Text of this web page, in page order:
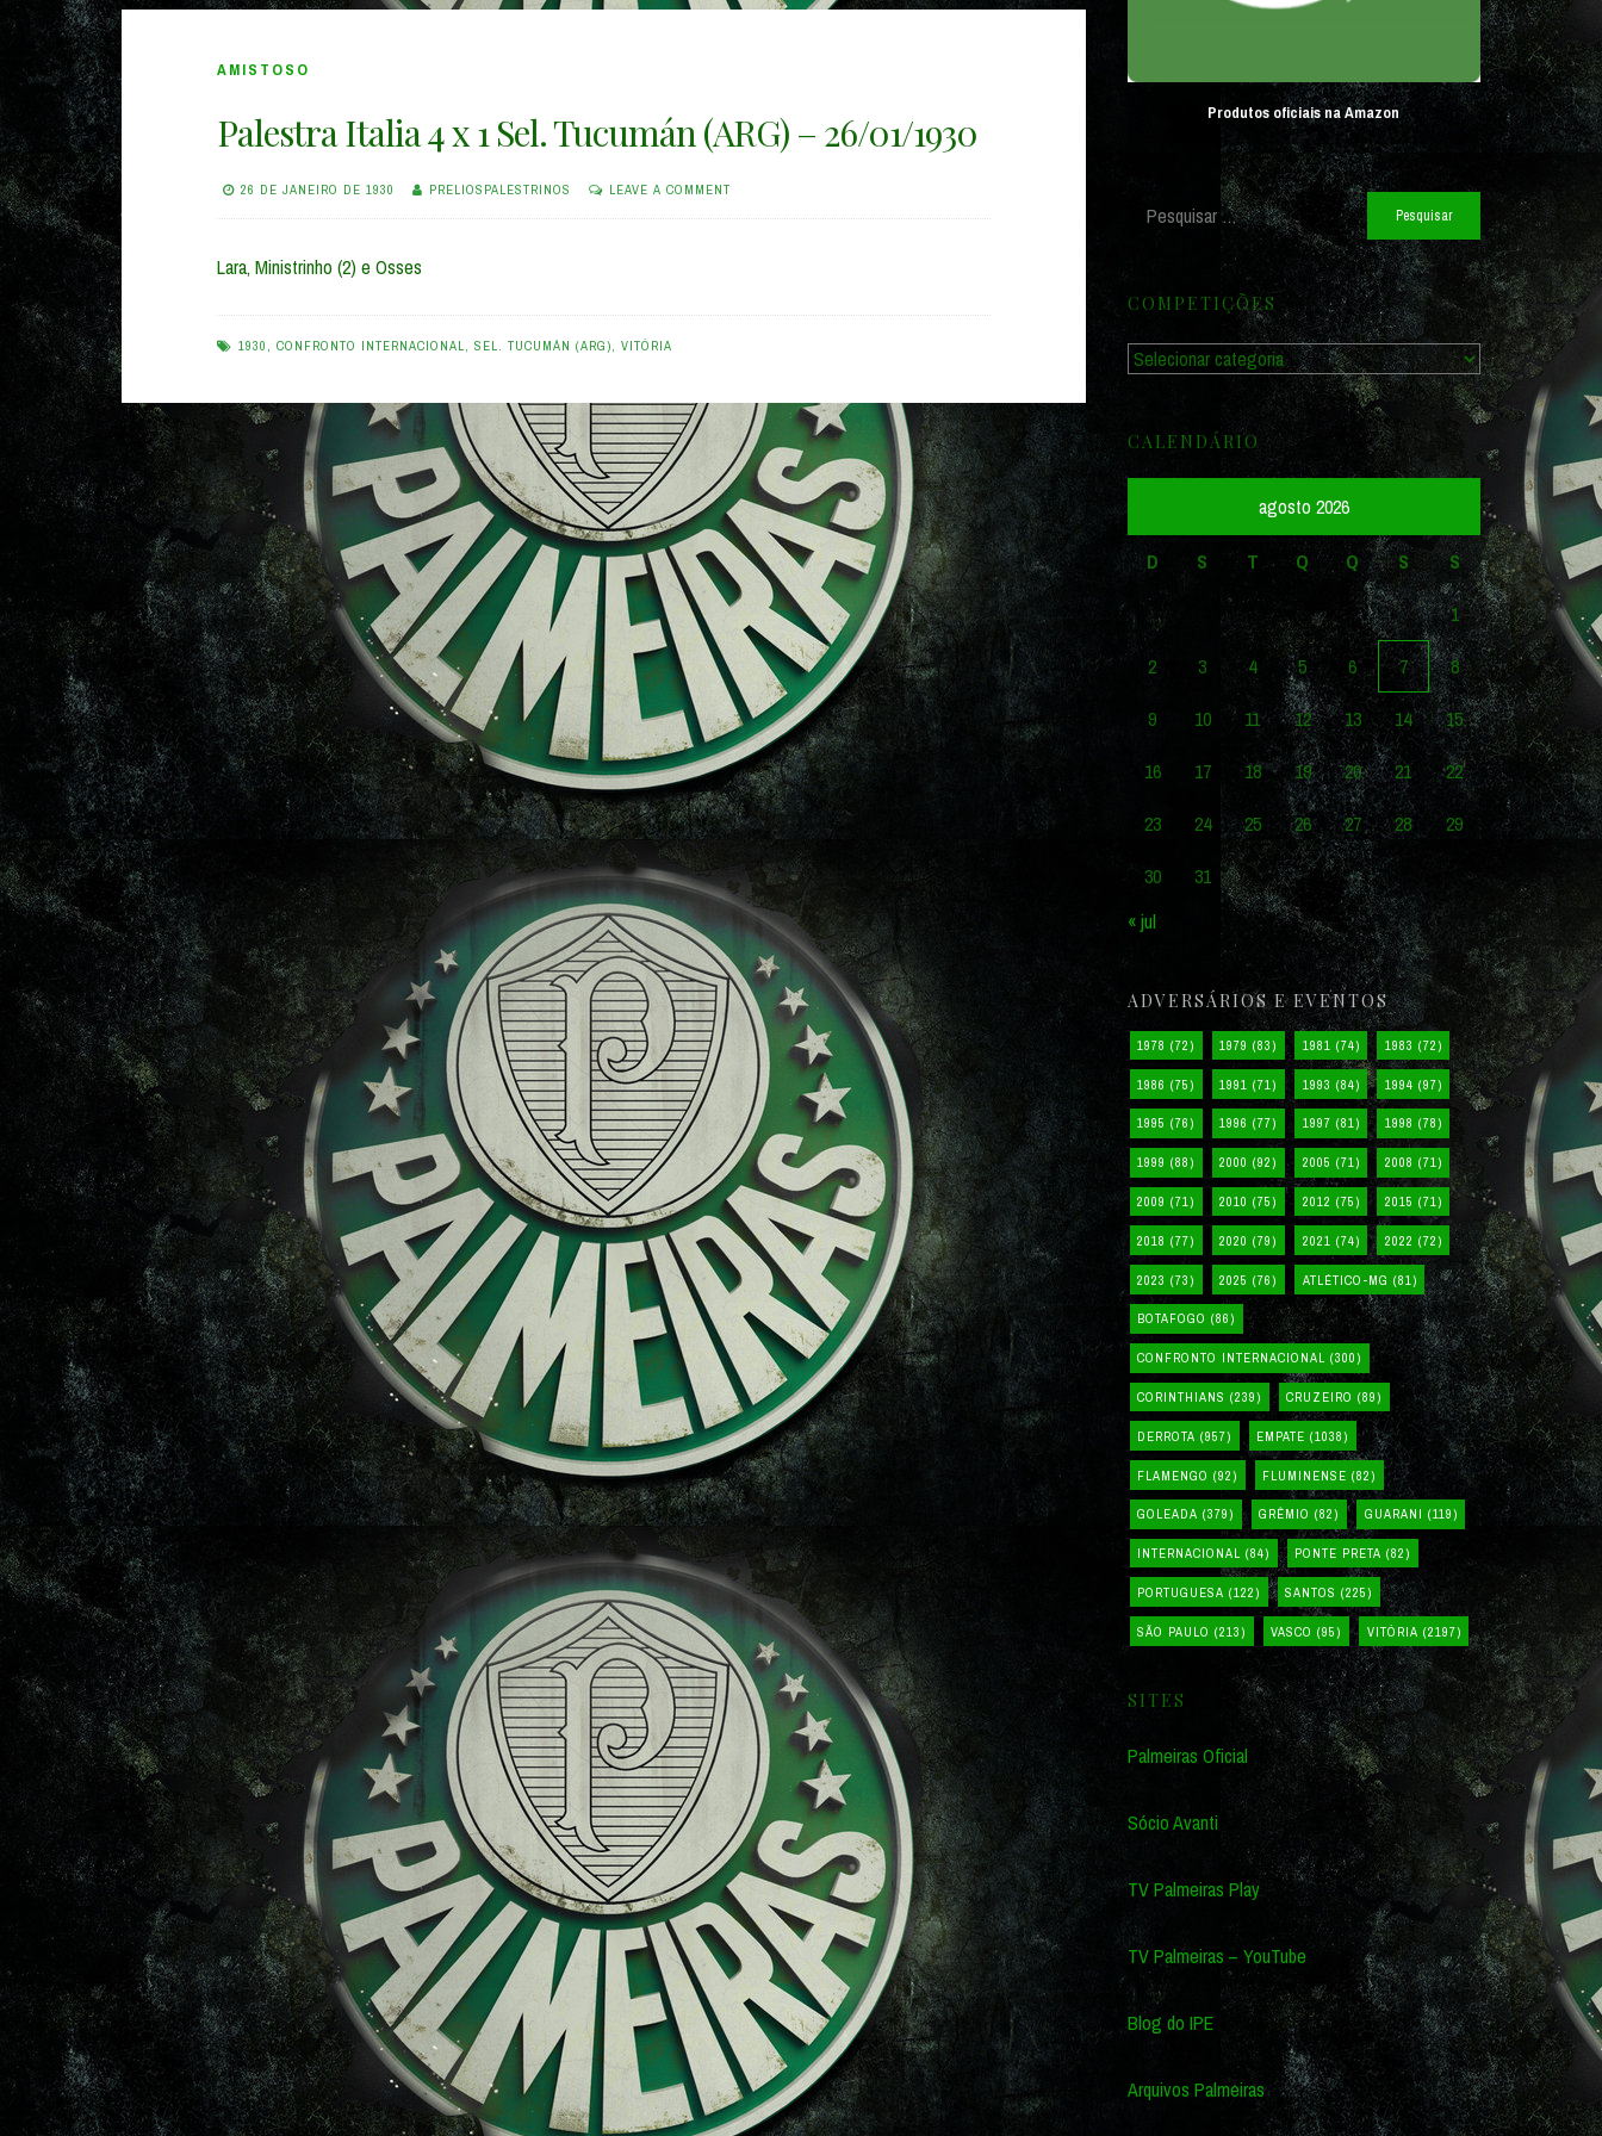
AMISTOSO
Palestra Italia 4 x 1 Sel. Tucumán (ARG) – 26/01/1930
26 DE JANEIRO DE 1930 PRELIOSPALESTRINOS LEAVE A COMMENT
Lara, Ministrinho (2) e Osses
1930 CONFRONTO INTERNACIONAL SEL. TUCUMÁN (ARG) VITÓRIA
Produtos oficiais na Amazon
Pesquisar
por:
COMPETIÇÕES
Competições
CALENDÁRIO
agosto 2026
D S T Q Q S
S
1
2
3 4 5 6 7
8
9
10 11 12 13 14
15
16
17 18 19 20 21
22
23
24 25 26 27 28
29
30
31
« jul
ADVERSÁRIOS E EVENTOS
1978 (72) 1979 (83) 1981 (74) 1983 (72)
1986 (75) 1991 (71) 1993 (84) 1994 (97)
1995 (76) 1996 (77) 1997 (81) 1998 (78)
1999 (88) 2000 (92) 2005 (71) 2008 (71)
2009 (71) 2010 (75) 2012 (75) 2015 (71)
2018 (77) 2020 (79) 2021 (74) 2022 (72)
2023 (73) 2025 (76) ATLÉTICO-MG (81)
BOTAFOGO (86)
CONFRONTO INTERNACIONAL (300)
CORINTHIANS (239) CRUZEIRO (89)
DERROTA (957) EMPATE (1038)
FLAMENGO (92) FLUMINENSE (82)
GOLEADA (379) GRÊMIO (82) GUARANI (119)
INTERNACIONAL (84) PONTE PRETA (82)
PORTUGUESA (122) SANTOS (225)
SÃO PAULO (213) VASCO (95) VITÓRIA (2197)
SITES
Palmeiras Oficial
Sócio Avanti
TV Palmeiras Play
TV Palmeiras – YouTube
Blog do IPE
Arquivos Palmeiras